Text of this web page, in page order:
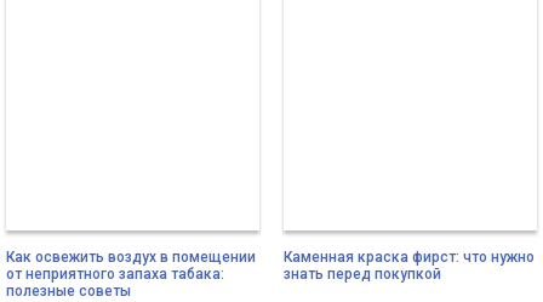
Как освежить воздух в помещении
от неприятного запаха табака:
полезные советы
Каменная краска фирст: что нужно
знать перед покупкой